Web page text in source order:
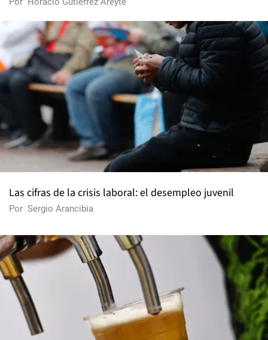
Las cifras de la crisis laboral: el desempleo juvenil
Por Sergio Arancibia